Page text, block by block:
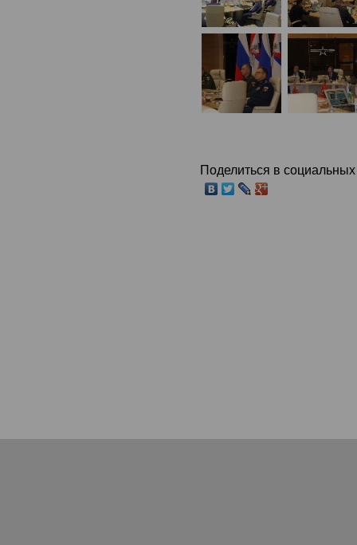
Поделиться в социальных